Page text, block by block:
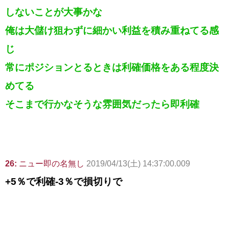
しないことが大事かな
俺は大儲け狙わずに細かい利益を積み重ねてる感
じ
常にポジションとるときは利確価格をある程度決
めてる
そこまで行かなそうな雰囲気だったら即利確
26: ニュー即の名無し 2019/04/13(土) 14:37:00.009
+5％で利確-3％で損切りで